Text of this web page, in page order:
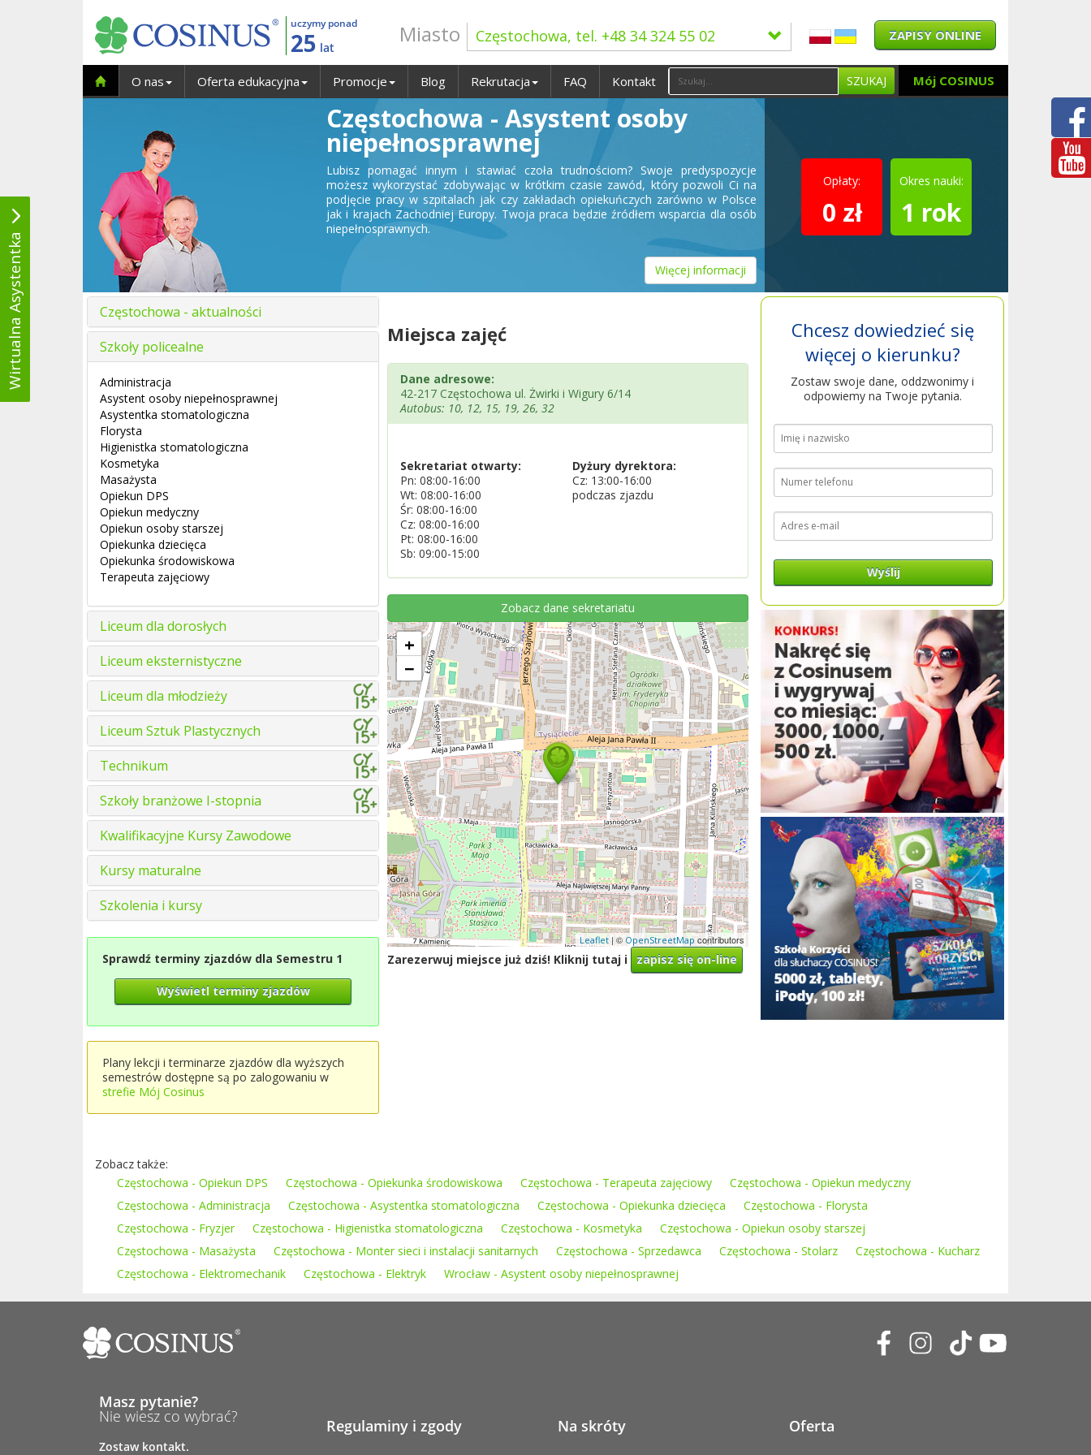
uczymy ponad
25 lat
Miasto Częstochowa, tel. +48 34 324 55 02 ZAPISY ONLINE
Mój COSINUS
O nas Oferta edukacyjna Promocje Blog Rekrutacja FAQ Kontakt SZUKAJ
Częstochowa - Asystent osoby
niepełnosprawnej
Lubisz pomagać innym i stawiać czoła trudnościom? Swoje predyspozycje
możesz wykorzystać zdobywając w krótkim czasie zawód, który pozwoli Ci na
podjęcie pracy w szpitalach jak czy zakładach opiekuńczych zarówno w Polsce
jak i krajach Zachodniej Europy. Twoja praca będzie źródłem wsparcia dla osób
niepełnosprawnych.
Więcej informacji
Opłaty:
0 zł
Okres nauki:
1 rok
Częstochowa - aktualności
Szkoły policealne
Administracja
Asystent osoby niepełnosprawnej
Asystentka stomatologiczna
Florysta
Higienistka stomatologiczna
Kosmetyka
Masażysta
Opiekun DPS
Opiekun medyczny
Opiekun osoby starszej
Opiekunka dziecięca
Opiekunka środowiskowa
Terapeuta zajęciowy
Liceum dla dorosłych
Liceum eksternistyczne
Liceum dla młodzieży
Liceum Sztuk Plastycznych
Technikum
Szkoły branżowe I-stopnia
Kwalifikacyjne Kursy Zawodowe
Kursy maturalne
Szkolenia i kursy
Sprawdź terminy zjazdów dla Semestru 1
Wyświetl terminy zjazdów
Plany lekcji i terminarze zjazdów dla wyższych
semestrów dostępne są po zalogowaniu w
strefie Mój Cosinus
Miejsca zajęć
Dane adresowe:
42-217 Częstochowa ul. Żwirki i Wigury 6/14
Autobus: 10, 12, 15, 19, 26, 32
Sekretariat otwarty:
Pn: 08:00-16:00
Wt: 08:00-16:00
Śr: 08:00-16:00
Cz: 08:00-16:00
Pt: 08:00-16:00
Sb: 09:00-15:00
Dyżury dyrektora:
Cz: 13:00-16:00
podczas zjazdu
Zobacz dane sekretariatu
+
−
Leaflet | ©OpenStreetMap contributors
Zarezerwuj miejsce już dziś! Kliknij tutaj i zapisz się on-line
Chcesz dowiedzieć się
więcej o kierunku?
Zostaw swoje dane, oddzwonimy i
odpowiemy na Twoje pytania.
Wyślij
Zobacz także:
Częstochowa - Opiekun DPS
Częstochowa - Opiekunka środowiskowa Częstochowa - Terapeuta zajęciowy
Częstochowa - Opiekun medyczny
Częstochowa - Administracja
Częstochowa - Asystentka stomatologiczna Częstochowa - Opiekunka dziecięca
Częstochowa - Florysta
Częstochowa - Fryzjer
Częstochowa - Higienistka stomatologiczna Częstochowa - Kosmetyka
Częstochowa - Opiekun osoby starszej
Częstochowa - Masażysta
Częstochowa - Monter sieci i instalacji sanitarnych Częstochowa - Sprzedawca Częstochowa - Stolarz
Częstochowa - Kucharz
Częstochowa - Elektromechanik
Częstochowa - Elektryk Wrocław - Asystent osoby niepełnosprawnej
Masz pytanie?
Nie wiesz co wybrać?
Zostaw kontakt.
Regulaminy i zgody Na skróty Oferta
Wirtualna Asystentka